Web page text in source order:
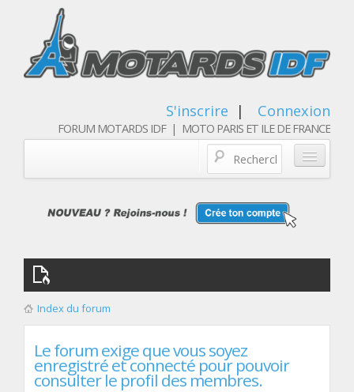
S'inscrire | Connexion
FORUM MOTARDS IDF | MOTO PARIS ET ILE DE FRANCE
Qui sommes nous
Les membres
Index du forum
Le forum exige que vous soyez
enregistré et connecté pour pouvoir
consulter le profil des membres.